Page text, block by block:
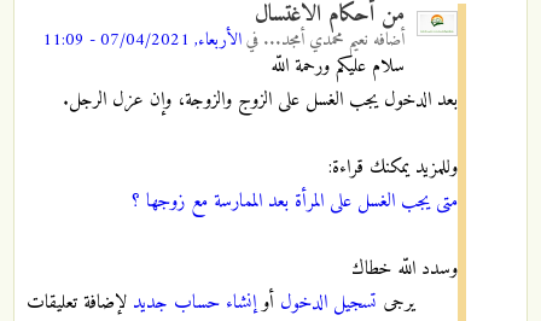
من أحكام الاغتسال
أضافه نعيم محمدي أمجد... فيالأربعاء, 07/04/2021 - 11:09
سلام عليكم ورحمة اللّه
بعد الدخول يجب الغسل على الزوج والزوجة، وإن عزل الرجل.
وللمزيد يمكنك قراءة:
متى يجب الغسل على المرأة بعد الممارسة مع زوجها ؟
وسدد اللّه خطاك
يرجى تسجيل الدخول أوإنشاء حساب جديد لإضافة تعليقات